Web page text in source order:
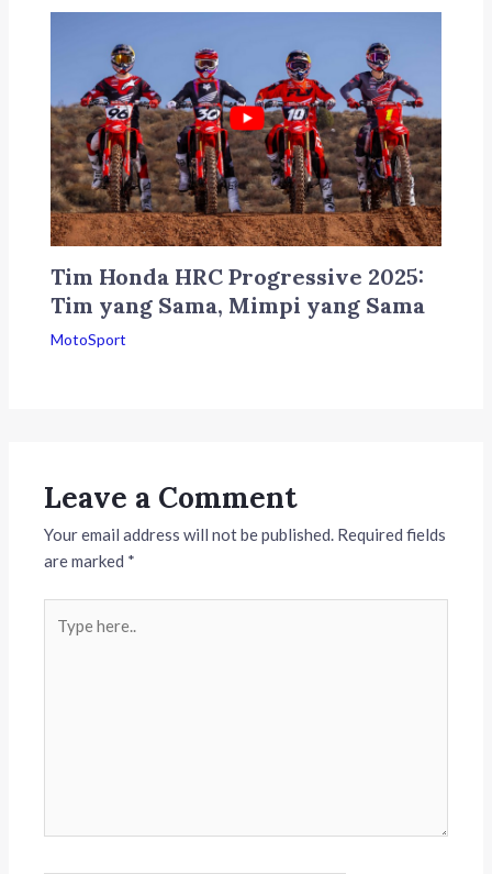
Tim Honda HRC Progressive 2025:
Tim yang Sama, Mimpi yang Sama
MotoSport
Leave a Comment
Your email address will not be published. Required fields
are marked *
here..